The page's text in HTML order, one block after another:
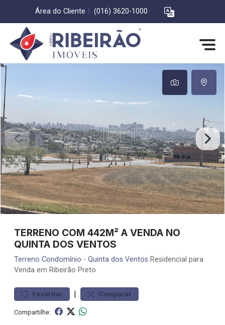
Área do Cliente (016) 3620-1000
TERRENO COM 442M² A VENDA NO
QUINTA DOS VENTOS
Terreno Condomínio - Quinta dos Ventos Residencial para
Venda em Ribeirão Preto
Favoritar | Comparar
Compartilhe: